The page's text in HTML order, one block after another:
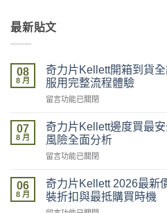
最新貼文
08
8 月
奇力片Kellett開箱到貨
服用完整流程體驗
在
力
片
Kellett
開
到
貨
全
留言功能已關閉
07
8 月
奇力片Kellett邊度買最
風險全面分析
在
力
片
Kellett
留言功能已關閉
06
8 月
奇力片Kellett 2026最新
裝折扣與最抵購買時機